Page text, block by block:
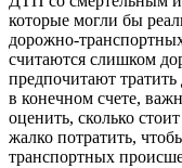
которые могли бы
дорожно-
считаются слишком
предпочитают
в конечном счете,
оценить, сколько
жалко потратить,
транспортных